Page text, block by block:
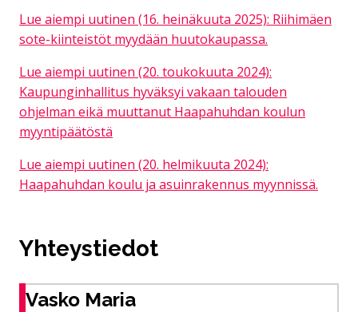
Lue aiempi uutinen (16. heinäkuuta 2025): Riihimäen
sote-kiinteistöt myydään huutokaupassa.
Lue aiempi uutinen (20. toukokuuta 2024):
Kaupunginhallitus hyväksyi vakaan talouden
ohjelman eikä muuttanut Haapahuhdan koulun
myyntipäätöstä
Lue aiempi uutinen (20. helmikuuta 2024):
Haapahuhdan koulu ja asuinrakennus myynnissä.
Yhteystiedot
Vasko Maria